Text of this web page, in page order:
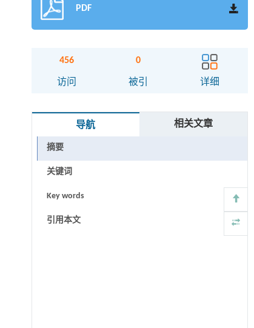
PDF
456
访问
0
被引 详细
导航 相关文章
摘要
关键词
Key words
引用本文